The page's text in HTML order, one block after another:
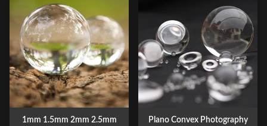
1mm 1.5mm 2mm 2.5mm
Plano Convex Photography